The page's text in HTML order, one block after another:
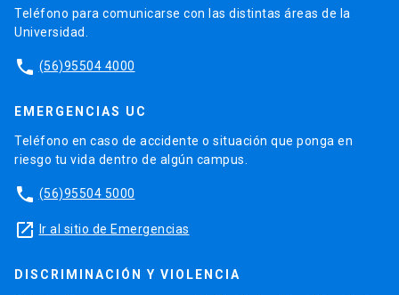
Teléfono para comunicarse con las distintas áreas de la
Universidad.
phone (56)95504 4000
EMERGENCIAS UC
Teléfono en caso de accidente o situación que ponga en
riesgo tu vida dentro de algún campus.
phone (56)95504 5000
launch Ir al sitio de Emergencias
DISCRIMINACIÓN Y VIOLENCIA